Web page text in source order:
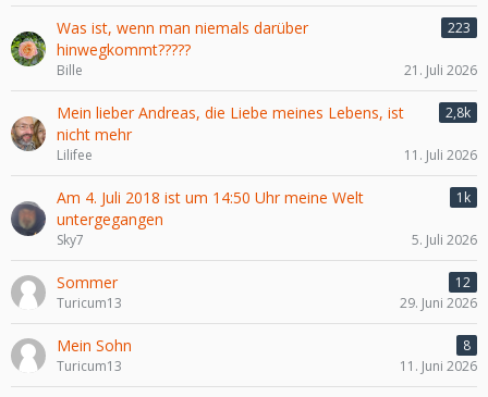
Was ist, wenn man niemals darüber
hinwegkommt?????
223
Bille 21. Juli 2026
Mein lieber Andreas, die Liebe meines Lebens, ist
nicht mehr
2,8k
Lilifee 11. Juli 2026
Am 4. Juli 2018 ist um 14:50 Uhr meine Welt
untergegangen
1k
Sky7 5. Juli 2026
Sommer
12
Turicum13
29. Juni 2026
Mein Sohn
8
Turicum13
11. Juni 2026